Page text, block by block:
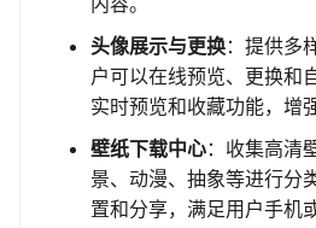
头像展示与更换：提供多
户可以在线预览、更换和
实时预览和收藏功能，增
壁纸下载中心：收集高清
景、动漫、抽象等进行分
置和分享，满足用户手机